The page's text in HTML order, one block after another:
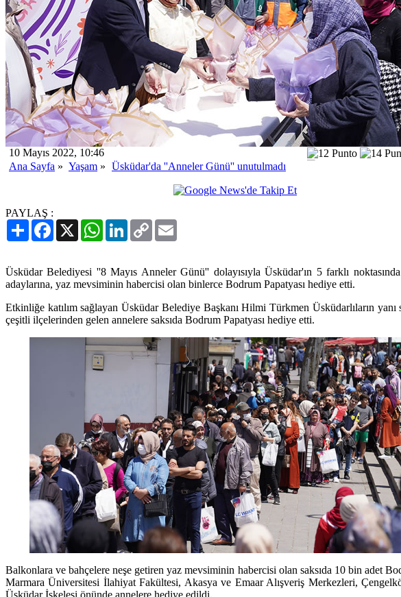
10 Mayıs 2022, 10:46
Ana Sayfa » Yaşam » Üsküdar'da ''Anneler Günü'' unutulmadı
PAYLAŞ :
PaylaşFacebook
X WhatsAppLinkedIn
Copy
Link
Üsküdar Belediyesi ''8 Mayıs Anneler Günü'' dolayısıyla Üsküdar'ın 5 farklı
adaylarına, yaz mevsiminin habercisi olan binlerce Bodrum Papatyası hediye etti.
Etkinliğe katılım sağlayan Üsküdar Belediye Başkanı Hilmi Türkmen Üsküdarlıların yanı
çeşitli ilçelerinden gelen annelere saksıda Bodrum Papatyası hediye etti.
Balkonlara ve bahçelere neşe getiren yaz mevsiminin habercisi olan saksıda 10 bin adet
Marmara Üniversitesi İlahiyat Fakültesi, Akasya ve Emaar Alışveriş Merkezleri,
Üsküdar İskelesi önünde annelere hediye edildi.